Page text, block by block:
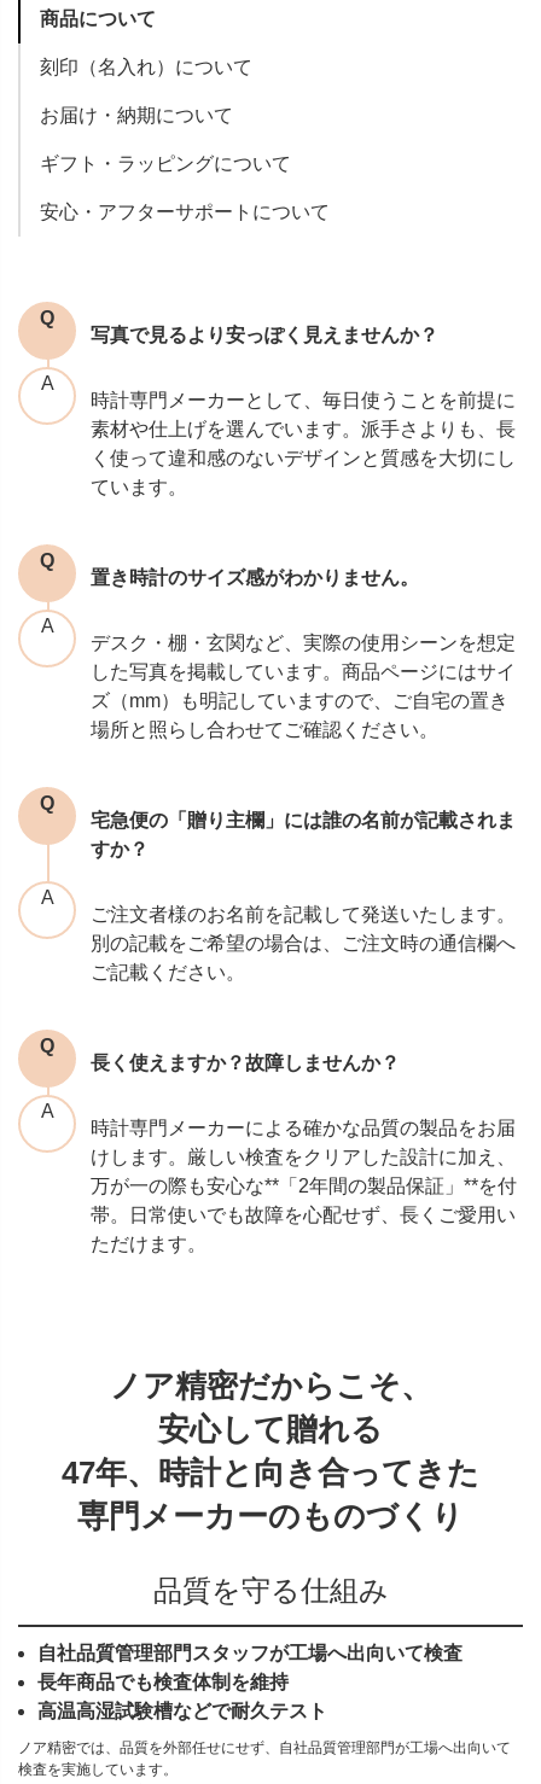
商品について
刻印（名入れ）について
お届け・納期について
ギフト・ラッピングについて
安心・アフターサポートについて
写真で見るより安っぽく見えませんか？
時計専門メーカーとして、毎日使うことを前提に
素材や仕上げを選んでいます。派手さよりも、長
く使って違和感のないデザインと質感を大切にし
ています。
置き時計のサイズ感がわかりません。
デスク・棚・玄関など、実際の使用シーンを想定
した写真を掲載しています。商品ページにはサイ
ズ（mm）も明記していますので、ご自宅の置き
場所と照らし合わせてご確認ください。
宅急便の「贈り主欄」には誰の名前が記載されま
すか？
ご注文者様のお名前を記載して発送いたします。
別の記載をご希望の場合は、ご注文時の通信欄へ
ご記載ください。
長く使えますか？故障しませんか？
時計専門メーカーによる確かな品質の製品をお届
けします。厳しい検査をクリアした設計に加え、
万が一の際も安心な**「2年間の製品保証」**を付
帯。日常使いでも故障を心配せず、長くご愛用い
ただけます。
ノア精密だからこそ、
安心して贈れる
47年、時計と向き合ってきた
専門メーカーのものづくり
品質を守る仕組み
自社品質管理部門スタッフが工場へ出向いて検査
長年商品でも検査体制を維持
高温高湿試験槽などで耐久テスト
ノア精密では、品質を外部任せにせず、自社品質管理部門が工場へ出向いて
検査を実施しています。